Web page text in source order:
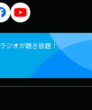
ジオが聴き放題！